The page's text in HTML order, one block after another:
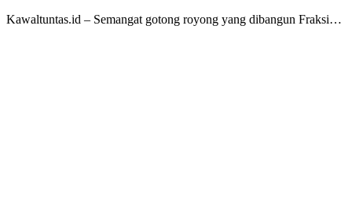
Kawaltuntas.id – Semangat gotong royong yang dibangun Fraksi…